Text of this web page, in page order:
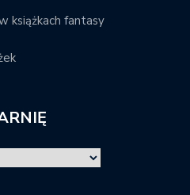
książkach fantasy